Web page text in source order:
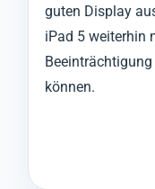
guten Display
iPad 5 weiterhin
können.